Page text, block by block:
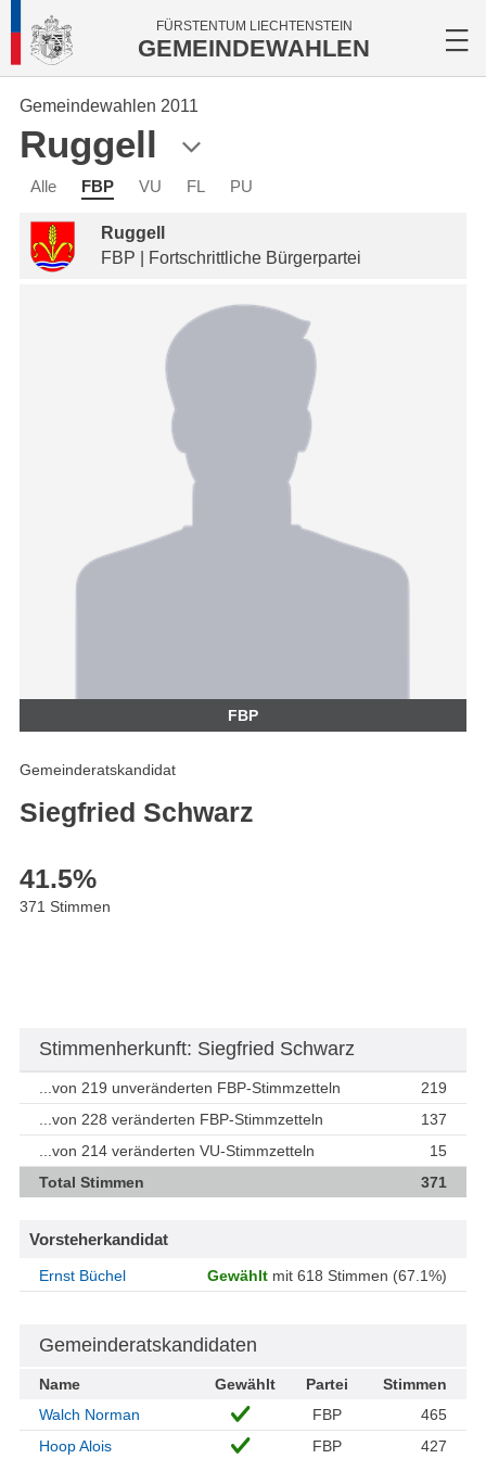
FÜRSTENTUM LIECHTENSTEIN
GEMEINDEWAHLEN
Gemeindewahlen 2011
Ruggell
Alle FBP VU FL PU
Ruggell
FBP | Fortschrittliche Bürgerpartei
FBP
Gemeinderatskandidat
Siegfried Schwarz
41.5%
371 Stimmen
Stimmenherkunft: Siegfried Schwarz
...von 219 unveränderten FBP-Stimmzetteln
219
...von 228 veränderten FBP-Stimmzetteln
137
...von 214 veränderten VU-Stimmzetteln
15
Total Stimmen
371
Vorsteherkandidat
Ernst Büchel Gewählt mit 618 Stimmen (67.1%)
Gemeinderatskandidaten
Name Gewählt Partei
Stimmen
Walch Norman
FBP
465
Hoop Alois
FBP 427